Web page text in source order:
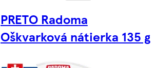
PRETO Radoma
Oškvarková nátierka 135 g